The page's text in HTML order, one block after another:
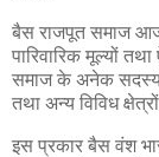
बैस राजपूत समाज
पारिवारिक मूल्यों
समाज के अनेक सदस्य
तथा अन्य विविध
इस प्रकार बैस वंश